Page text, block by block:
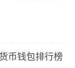
币钱包排行榜